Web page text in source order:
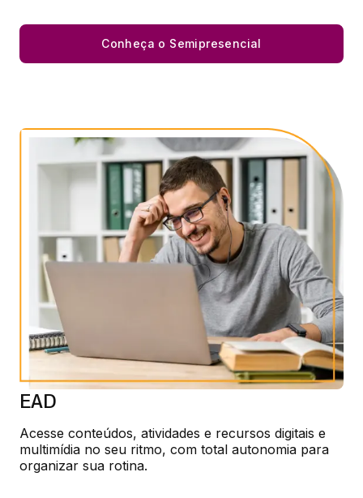
Conheça o Semipresencial
EAD
Acesse conteúdos, atividades e recursos digitais e
multimídia no seu ritmo, com total autonomia para
organizar sua rotina.